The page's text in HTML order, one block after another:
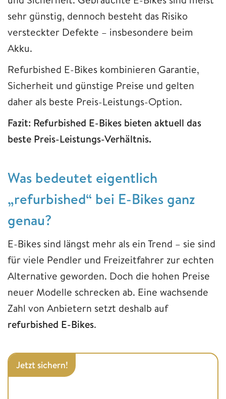
sehr günstig, dennoch besteht das Risiko
versteckter Defekte – insbesondere beim
Akku.
Refurbished E-Bikes kombinieren Garantie,
Sicherheit und günstige Preise und gelten
daher als beste Preis-Leistungs-Option.
Fazit: Refurbished E-Bikes bieten aktuell das
beste Preis-Leistungs-Verhältnis.
Was bedeutet eigentlich
„refurbished“ bei E-Bikes ganz
genau?
E-Bikes sind längst mehr als ein Trend – sie sind
für viele Pendler und Freizeitfahrer zur echten
Alternative geworden. Doch die hohen Preise
neuer Modelle schrecken ab. Eine wachsende
Zahl von Anbietern setzt deshalb auf
refurbished E-Bikes.
Jetzt sichern!